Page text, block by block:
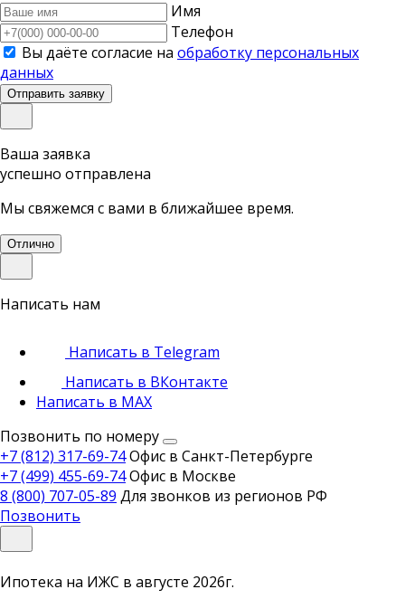
Имя
Телефон
Вы даёте согласие на обработку персональных
данных
Отправить заявку
Ваша заявка
успешно отправлена
Мы свяжемся с вами в ближайшее время.
Отлично
Написать нам
Написать в Telegram
Написать в ВКонтакте
Написать в MAX
Позвонить по номеру
+7 (812) 317-69-74Офис в Санкт-Петербурге
+7 (499) 455-69-74Офис в Москве
8 (800) 707-05-89 Для звонков из регионов РФ
Позвонить
Ипотека на ИЖС в августе 2026г.